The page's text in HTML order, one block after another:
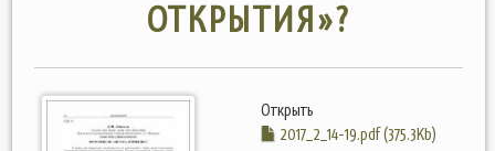
ОТКРЫТИЯ»?
Открыть
2017_2_14-19.pdf (375.3Kb)